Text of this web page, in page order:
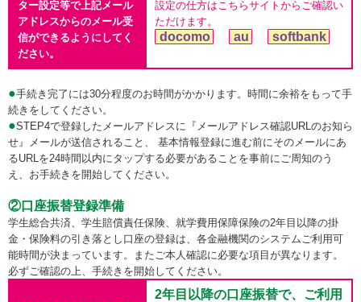
ター設定等で上記メール
アドレスからのメール受
信ができるようにしてく
ださい。
設定の仕方はこちらサイトからご確認い
ただけます。
docomo au softbank
●手続き完了には30分程度のお時間がかかります。時間に余裕をもって手
続きをしてください。
●STEP4で登録したメールアドレスに『メールアドレス確認URLのお知ら
せ』メールが送信されること、 基本情報登録に進む前にそのメールにあ
るURLを24時間以内にタップする必要があることを事前にご周知のう
え、お手続きを開始してください。
②口座振替登録準備
学生総合共済、学生賠償責任保険、就学費用保障保険の2年目以降の掛
金・保険料の引き落とし口座の登録は、各金融機関のシステムご利用可
能時間が決まっています。またご本人確認に必要な項目が異なります。
必ずご確認の上、手続きを開始してください。
2年目以降の口座振替で、ご利用